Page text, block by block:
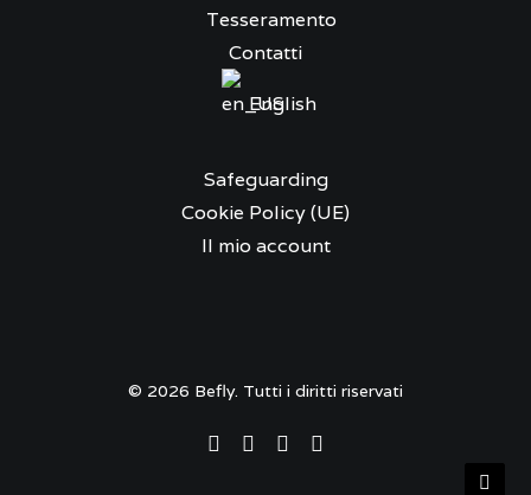
Tesseramento
Contatti
English
Safeguarding
Cookie Policy (UE)
Il mio account
© 2026 Befly. Tutti i diritti riservati